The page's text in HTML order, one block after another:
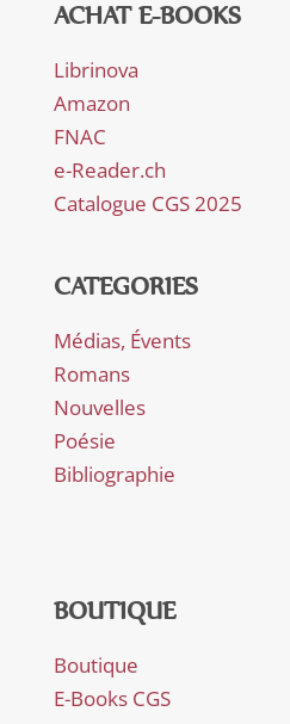
ACHAT E-BOOKS
Librinova
Amazon
FNAC
e-Reader.ch
Catalogue CGS 2025
CATEGORIES
Médias, Évents
Romans
Nouvelles
Poésie
Bibliographie
BOUTIQUE
Boutique
E-Books CGS